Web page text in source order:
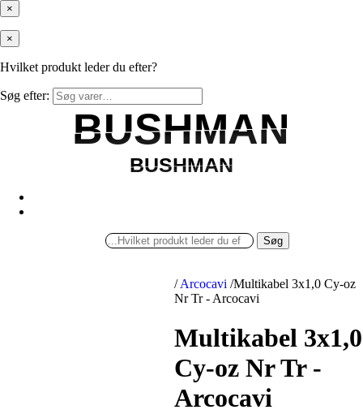
×
×
Hvilket produkt leder du efter?
Søg efter:
BUSHMAN
BUSHMAN
BUSHMAN
BUSHMAN
Søg
/ Arcocavi /Multikabel 3x1,0 Cy-oz
Nr Tr - Arcocavi
Multikabel 3x1,0
Cy-oz Nr Tr -
Arcocavi